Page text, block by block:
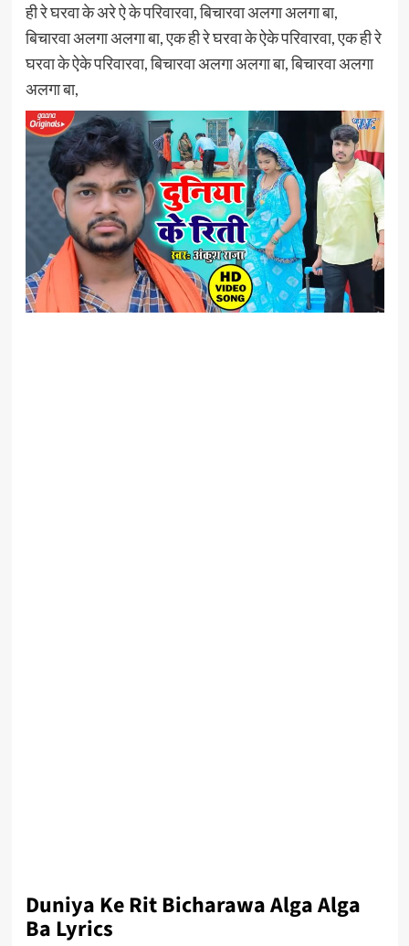
ही रे घरवा के अरे ऐ के परिवारवा, बिचारवा अलगा अलगा बा,
बिचारवा अलगा अलगा बा, एक ही रे घरवा के ऐके परिवारवा, एक ही रे
घरवा के ऐके परिवारवा, बिचारवा अलगा अलगा बा, बिचारवा अलगा
अलगा बा,
Duniya Ke Rit Bicharawa Alga Alga
Ba Lyrics